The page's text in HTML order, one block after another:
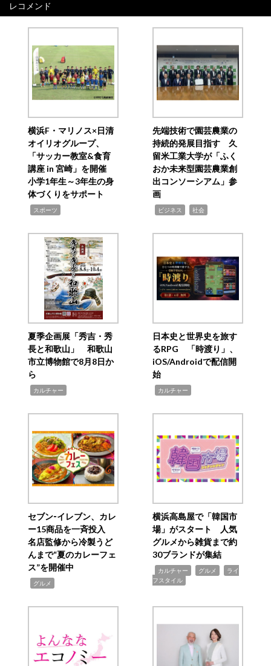
レコメンド
横浜F・マリノス×日清
オイリオグループ、
「サッカー教室&食育
講座 in 宮崎」を開催
小学1年生～3年生の身
体づくりをサポート
スポーツ
先端技術で園芸農業の
持続的発展目指す 久
留米工業大学が「ふく
おか未来型園芸農業創
出コンソーシアム」参
画
ビジネス 社会
夏季企画展「秀吉・秀
長と和歌山」 和歌山
市立博物館で8月8日か
ら
カルチャー
日本史と世界史を旅す
るRPG 「時渡り」、
iOS/Androidで配信開
始
カルチャー
セブン‐イレブン、カレ
ー15商品を一斉投入
名店監修から冷製うど
んまで“夏のカレーフェ
ス”を開催中
グルメ
横浜高島屋で「韓国市
場」がスタート 人気
グルメから雑貨まで約
30ブランドが集結
カルチャー グルメ
ライ
フスタイル